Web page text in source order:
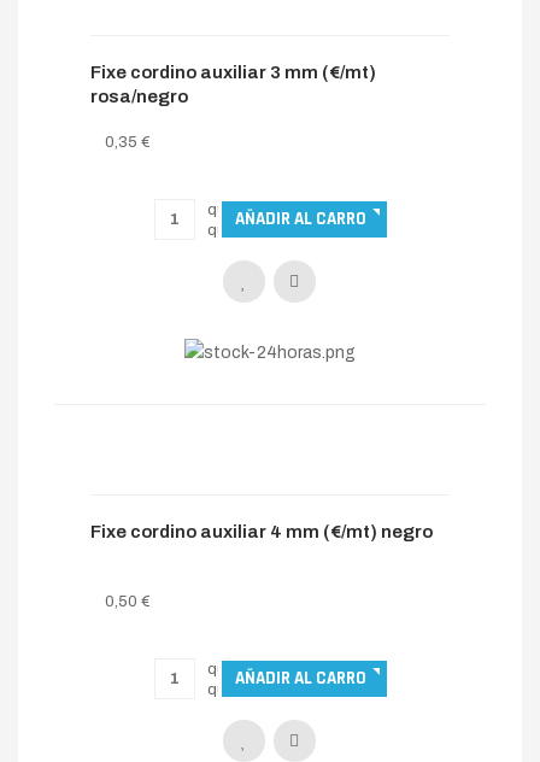
Fixe cordino auxiliar 3 mm (€/mt)
rosa/negro
0,35 €
Fixe cordino auxiliar 4 mm (€/mt) negro
0,50 €